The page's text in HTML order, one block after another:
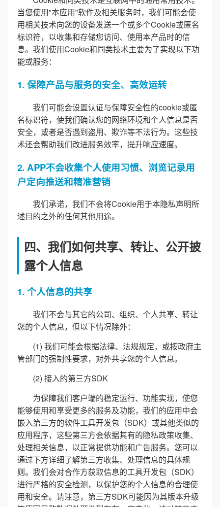
当您使用"本应用"软件及相关服务时，我们可能会使
用相关技术向您的设备发送一个或多个Cookie或匿名
标识符，以收集和存储您访问、使用本产品时的信
息。我们使用Cookie和同类技术主要为了实现以下功
能或服务：
1. 保障产品与服务的安全、高效运转
我们可能会设置认证与保障安全性的cookie或匿
名标识符，使我们确认您的网络环境和个人信息是否
安全，或者是否遇到盗用、欺诈等不法行为。这些技
术还会帮助我们改进服务效率，提升响应速度。
2. APP不会收集个人使用习惯、浏览记录用
户定向推送和精准营销
我们承诺，我们不会将Cookie用于本隐私声明所
述目的之外的任何其他用途。
四、我们如何共享、转让、公开披
露个人信息
1. 个人信息的共享
我们不会与其它的公司、组织、个人共享、转让
您的个人信息，但以下情况除外：
(1) 我们可能会根据法律、法规规定，或按政府主
管部门的强制性要求，对外共享您的个人信息。
(2) 接入的第三方SDK
为保障我们客户端的稳定运行、功能实现，使您
能够使用和享受更多的服务及功能，我们的应用中会
嵌入第三方的软件工具开发包（SDK）或其他类似的
应用程序，这些第三方会依据其有的隐私政策收集、
处理相关信息，以正常提供功能和广告服务。您可以
通过下方详细了解第三方收集、处理信息的具体规
则。我们会对合作方获取信息的工具开发包（SDK）
进行严格的安全检测，以保护您的个人信息的合理使
用和安全。请注意，第三方SDK可能因为其版本升级